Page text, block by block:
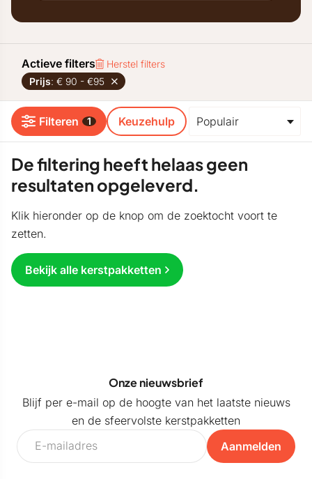
Actieve filters
Herstel filters
Prijs: € 90 - €95
Filteren 1 Keuzehulp
De filtering heeft helaas geen
resultaten opgeleverd.
Klik hieronder op de knop om de zoektocht voort te
zetten.
Bekijk alle kerstpakketten
Onze nieuwsbrief
Blijf per e-mail op de hoogte van het laatste nieuws
en de sfeervolste kerstpakketten
Aanmelden